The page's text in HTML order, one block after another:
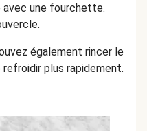
avec une fourchette.
également rincer le
plus rapidement.